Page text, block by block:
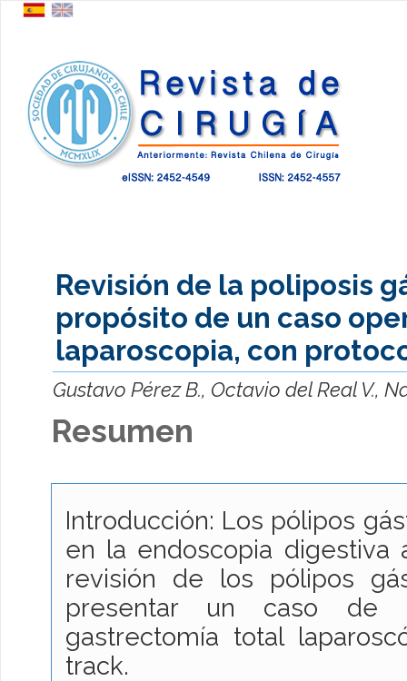
Revisión de la poliposis
propósito de un caso
laparoscopia, con
Gustavo Pérez B., Octavio del Real V.,
Resumen
Introducción: Los pólipos
en la endoscopia digestiva
revisión de los pólipos
presentar un caso de
gastrectomía total
track.